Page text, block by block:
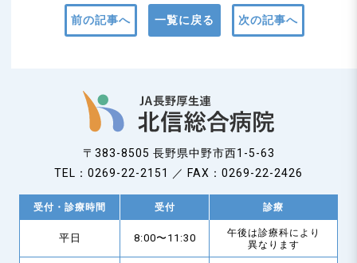
前の記事へ 一覧に戻る 次の記事へ
〒383-8505 長野県中野市西1-5-63
TEL：0269-22-2151 ／ FAX：0269-22-2426
受付・診療時間 受付 診療
平日 8:00〜11:30
午後は診療科により
異なります